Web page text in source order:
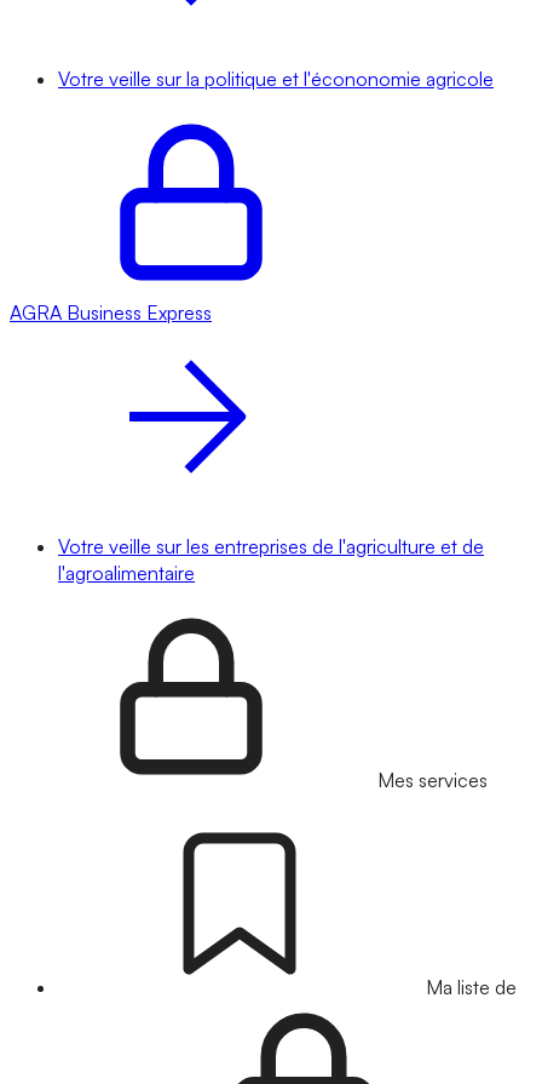
Votre veille sur la politique et l'écononomie agricole
AGRA Business Express
Votre veille sur les entreprises de l'agriculture et de
l'agroalimentaire
Mes services
Ma liste de